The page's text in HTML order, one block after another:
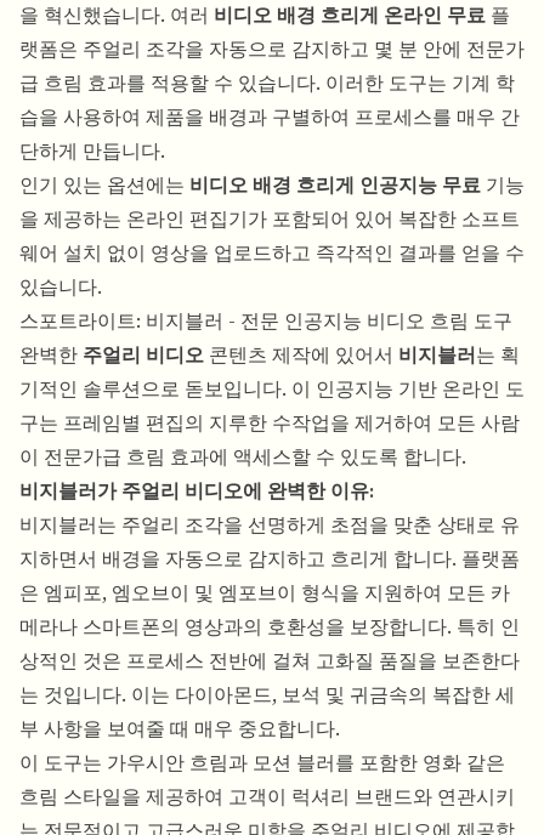
을 혁신했습니다. 여러 비디오 배경 흐리게 온라인 무료 플
랫폼은 주얼리 조각을 자동으로 감지하고 몇 분 안에 전문가
급 흐림 효과를 적용할 수 있습니다. 이러한 도구는 기계 학
습을 사용하여 제품을 배경과 구별하여 프로세스를 매우 간
단하게 만듭니다.
인기 있는 옵션에는 비디오 배경 흐리게 인공지능 무료 기능
을 제공하는 온라인 편집기가 포함되어 있어 복잡한 소프트
웨어 설치 없이 영상을 업로드하고 즉각적인 결과를 얻을 수
있습니다.
스포트라이트: 비지블러 - 전문 인공지능 비디오 흐림 도구
완벽한 주얼리 비디오 콘텐츠 제작에 있어서 비지블러는 획
기적인 솔루션으로 돋보입니다. 이 인공지능 기반 온라인 도
구는 프레임별 편집의 지루한 수작업을 제거하여 모든 사람
이 전문가급 흐림 효과에 액세스할 수 있도록 합니다.
비지블러가 주얼리 비디오에 완벽한 이유:
비지블러는 주얼리 조각을 선명하게 초점을 맞춘 상태로 유
지하면서 배경을 자동으로 감지하고 흐리게 합니다. 플랫폼
은 엠피포, 엠오브이 및 엠포브이 형식을 지원하여 모든 카
메라나 스마트폰의 영상과의 호환성을 보장합니다. 특히 인
상적인 것은 프로세스 전반에 걸쳐 고화질 품질을 보존한다
는 것입니다. 이는 다이아몬드, 보석 및 귀금속의 복잡한 세
부 사항을 보여줄 때 매우 중요합니다.
이 도구는 가우시안 흐림과 모션 블러를 포함한 영화 같은
흐림 스타일을 제공하여 고객이 럭셔리 브랜드와 연관시키